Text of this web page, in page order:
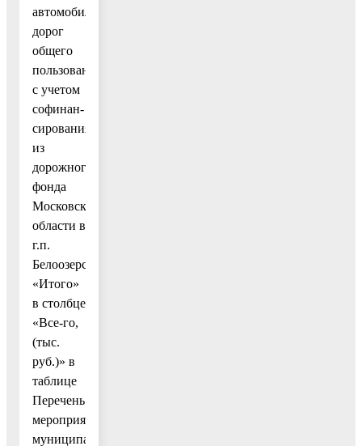
автомобильных
дорог
общего
пользования
с учетом
софинан-
сирования
из
дорожного
фонда
Московской
области в
г.п.
Белоозерский»
«Итого»
в столбце
«Все-го,
(тыс.
руб.)» в
таблице
Перечень
мероприятий
муниципальной